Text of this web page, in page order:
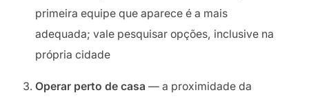
primeira equipe que aparece é a mais
adequada; vale pesquisar opções, inclusive na
própria cidade
Operar perto de casa — a proximidade da